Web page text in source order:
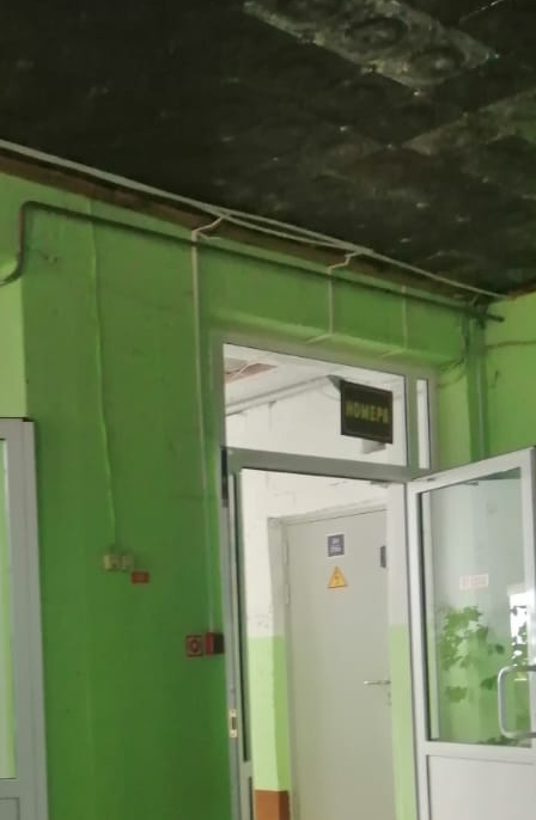
Посмотреть на карте
Аренда ПСН площадью 54 м2, с возможностью частичной
аренды от 10 кв.м, в прямую аренду на любой срок. Включено
в ставку: коммунальные платежи. Минимальный срок аренды
1 мес. Помещение располагается в 2-этажном здании, район
Центральный. Помещение находится на 2 этаже здания.
Возможное назначение - салон крас...
Навигация
Характеристики помещения
Желаемый / подходящий вид деятельности
Назначение
Не указано